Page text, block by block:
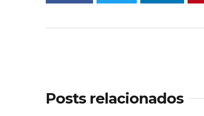
Posts relacionados